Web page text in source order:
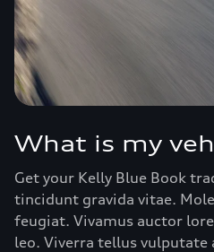
What is my
Get your Kelly Blue Book
tincidunt gravida vitae.
feugiat. Vivamus auctor
leo. Viverra tellus vulputate